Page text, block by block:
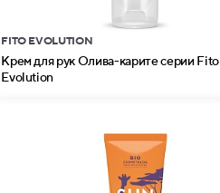
FITO EVOLUTION
Крем для рук Олива-карите серии Fito
Evolution